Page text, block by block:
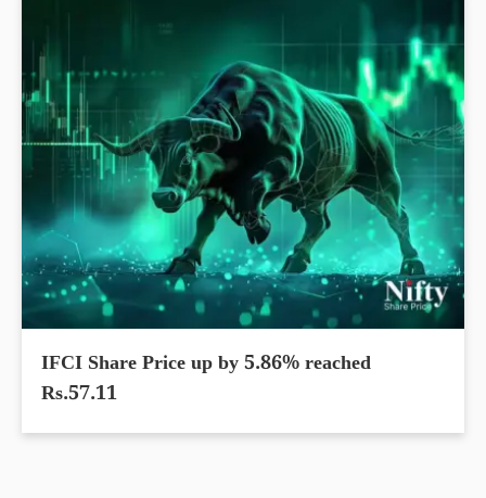
IFCI Share Price up by 5.86% reached
Rs.57.11